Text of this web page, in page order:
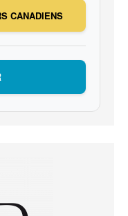
CANADIENS